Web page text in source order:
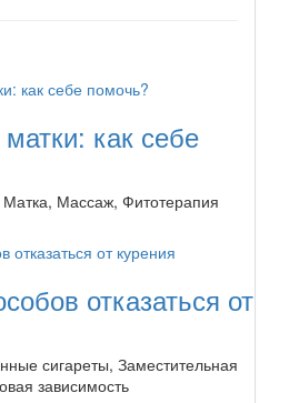
как себе
Массаж, Фитотерапия
отказаться от
сигареты, Заместительная
зависимость